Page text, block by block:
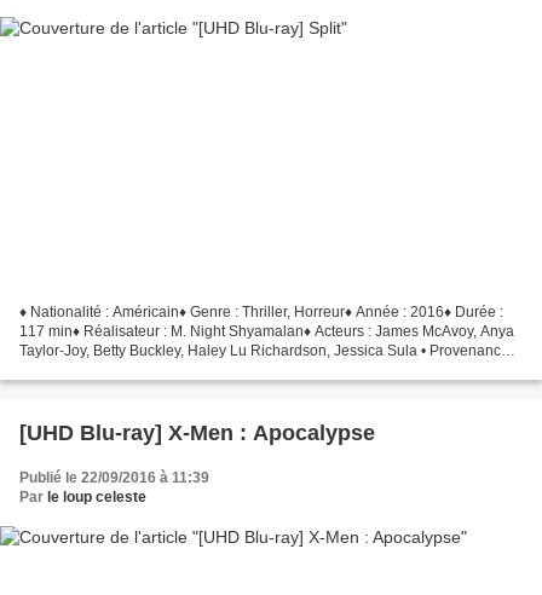
♦ Nationalité : Américain♦ Genre : Thriller, Horreur♦ Année : 2016♦ Durée :
117 min♦ Réalisateur : M. Night Shyamalan♦ Acteurs : James McAvoy, Anya
Taylor-Joy, Betty Buckley, Haley Lu Richardson, Jessica Sula • Provenance :
[UHD Blu-ray] X-Men : Apocalypse
Publié le 22/09/2016 à 11:39
Par le loup celeste